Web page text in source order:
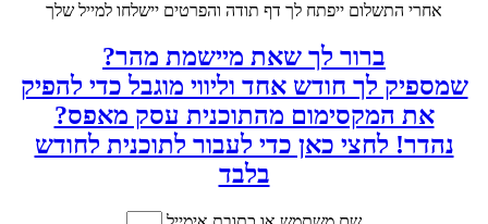
אחרי התשלום ייפתח לך דף תודה והפרטים יישלחו למייל שלך
ברור לך שאת מיישמת מהר?
שמספיק לך חודש אחד וליווי מוגבל כדי להפיק
את המקסימום מהתוכנית עסק מאפס?
נהדר! לחצי כאן כדי לעבור לתוכנית לחודש
בלבד